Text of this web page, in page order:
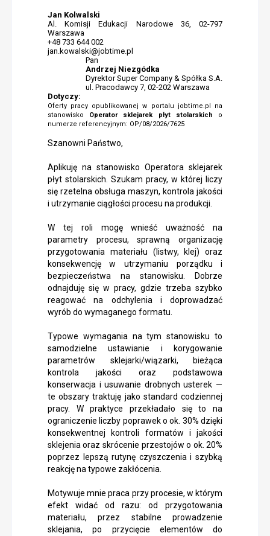
Jan Kolwalski
Al. Komisji Edukacji Narodowe 36, 02-797
Warszawa
+48 733 644 002
jan.kowalski@jobtime.pl
Pan
Andrzej Niezgódka
Dyrektor Super Company & Spółka S.A.
ul. Pracodawcy 7, 02-202 Warszawa
Dotyczy:
Oferty pracy opublikowanej w portalu jobtime.pl na
stanowisko Operator sklejarek płyt stolarskich o
numerze referencyjnym: OP/08/2026/7625
Szanowni Państwo,
Aplikuję na stanowisko Operatora sklejarek
płyt stolarskich. Szukam pracy, w której liczy
się rzetelna obsługa maszyn, kontrola jakości
i utrzymanie ciągłości procesu na produkcji.
W tej roli mogę wnieść uważność na
parametry procesu, sprawną organizację
przygotowania materiału (listwy, klej) oraz
konsekwencję w utrzymaniu porządku i
bezpieczeństwa na stanowisku. Dobrze
odnajduję się w pracy, gdzie trzeba szybko
reagować na odchylenia i doprowadzać
wyrób do wymaganego formatu.
Typowe wymagania na tym stanowisku to
samodzielne ustawianie i korygowanie
parametrów sklejarki/wiązarki, bieżąca
kontrola jakości oraz podstawowa
konserwacja i usuwanie drobnych usterek —
te obszary traktuję jako standard codziennej
pracy. W praktyce przekładało się to na
ograniczenie liczby poprawek o ok. 30% dzięki
konsekwentnej kontroli formatów i jakości
sklejenia oraz skrócenie przestojów o ok. 20%
poprzez lepszą rutynę czyszczenia i szybką
reakcję na typowe zakłócenia.
Motywuje mnie praca przy procesie, w którym
efekt widać od razu: od przygotowania
materiału, przez stabilne prowadzenie
sklejania, po przycięcie elementów do